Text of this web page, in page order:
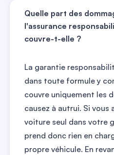
Quelle part des
l'assurance
couvre-t-elle ?
La garantie
dans toute formule y
couvre uniquement les
causez à autrui. Si vous
voiture seul dans votre
prend donc rien en
propre véhicule. En